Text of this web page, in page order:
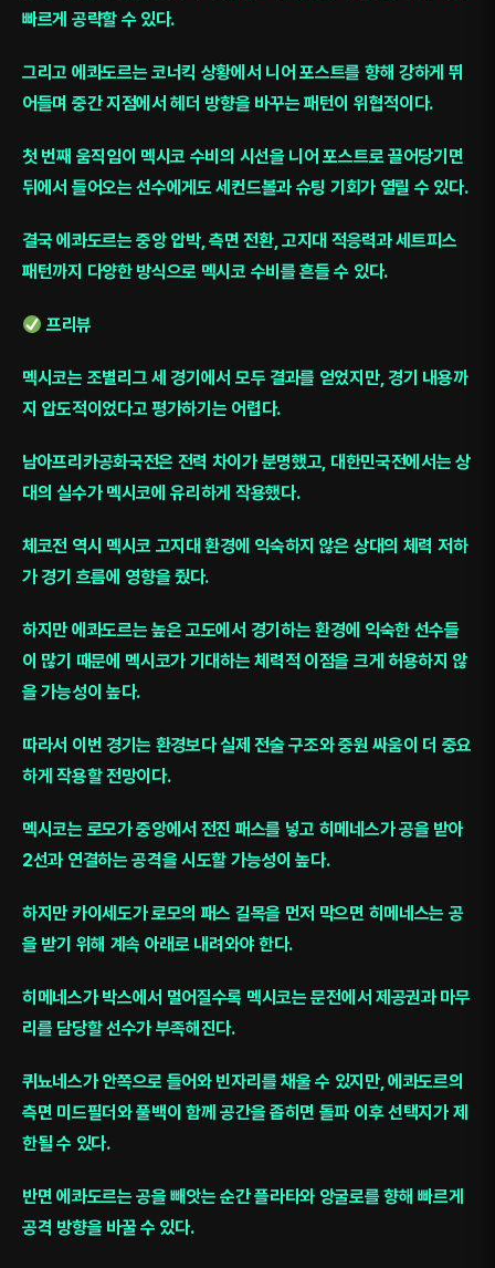
빠르게 공략할 수 있다.
그리고 에콰도르는 코너킥 상황에서 니어 포스트를 향해 강하게 뛰
어들며 중간 지점에서 헤더 방향을 바꾸는 패턴이 위협적이다.
첫 번째 움직임이 멕시코 수비의 시선을 니어 포스트로 끌어당기면
뒤에서 들어오는 선수에게도 세컨드볼과 슈팅 기회가 열릴 수 있다.
결국 에콰도르는 중앙 압박, 측면 전환, 고지대 적응력과 세트피스
패턴까지 다양한 방식으로 멕시코 수비를 흔들 수 있다.
프리뷰
멕시코는 조별리그 세 경기에서 모두 결과를 얻었지만, 경기 내용까
지 압도적이었다고 평가하기는 어렵다.
남아프리카공화국전은 전력 차이가 분명했고, 대한민국전에서는 상
대의 실수가 멕시코에 유리하게 작용했다.
체코전 역시 멕시코 고지대 환경에 익숙하지 않은 상대의 체력 저하
가 경기 흐름에 영향을 줬다.
하지만 에콰도르는 높은 고도에서 경기하는 환경에 익숙한 선수들
이 많기 때문에 멕시코가 기대하는 체력적 이점을 크게 허용하지 않
을 가능성이 높다.
따라서 이번 경기는 환경보다 실제 전술 구조와 중원 싸움이 더 중요
하게 작용할 전망이다.
멕시코는 로모가 중앙에서 전진 패스를 넣고 히메네스가 공을 받아
2선과 연결하는 공격을 시도할 가능성이 높다.
하지만 카이세도가 로모의 패스 길목을 먼저 막으면 히메네스는 공
을 받기 위해 계속 아래로 내려와야 한다.
히메네스가 박스에서 멀어질수록 멕시코는 문전에서 제공권과 마무
리를 담당할 선수가 부족해진다.
퀴뇨네스가 안쪽으로 들어와 빈자리를 채울 수 있지만, 에콰도르의
측면 미드필더와 풀백이 함께 공간을 좁히면 돌파 이후 선택지가 제
한될 수 있다.
반면 에콰도르는 공을 빼앗는 순간 플라타와 앙굴로를 향해 빠르게
공격 방향을 바꿀 수 있다.